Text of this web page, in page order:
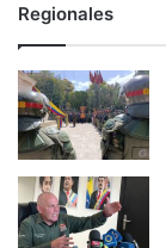
Regionales